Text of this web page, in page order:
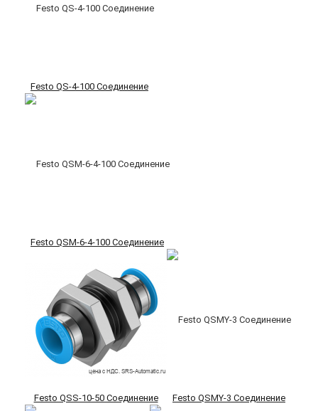
Festo QS-4-100 Соединение
Festo QSM-6-4-100 Соединение
Festo QSS-10-50 Соединение Festo QSMY-3 Соединение